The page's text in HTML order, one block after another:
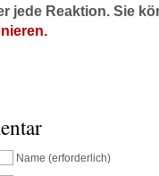
jede Reaktion. Sie
Name (erforderlich)